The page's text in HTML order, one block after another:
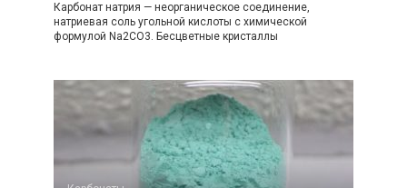
Карбонат натрия — неорганическое соединение,
натриевая соль угольной кислоты с химической
формулой Na2CO3. Бесцветные кристаллы